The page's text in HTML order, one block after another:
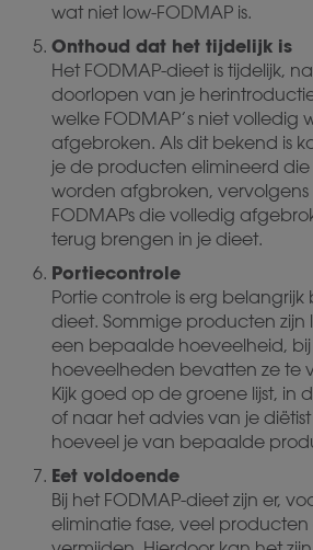
wat niet low-FODMAP is.
Onthoud dat het tijdelijk is
Het FODMAP-dieet is tijdelijk,
doorlopen van je
welke FODMAP’s niet volledig
afgebroken. Als dit bekend is
je de producten elimineerd
worden afgbroken, vervolgens
FODMAPs die volledig
terug brengen in je dieet.
Portiecontrole
Portie controle is erg belangrijk
dieet. Sommige producten zijn
een bepaalde hoeveelheid,
hoeveelheden bevatten ze te
Kijk goed op de groene lijst, in
of naar het advies van je
hoeveel je van bepaalde
Eet voldoende
Bij het FODMAP-dieet zijn er,
eliminatie fase, veel